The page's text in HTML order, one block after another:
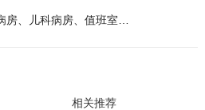
房、儿科病房、值班室…
相关推荐